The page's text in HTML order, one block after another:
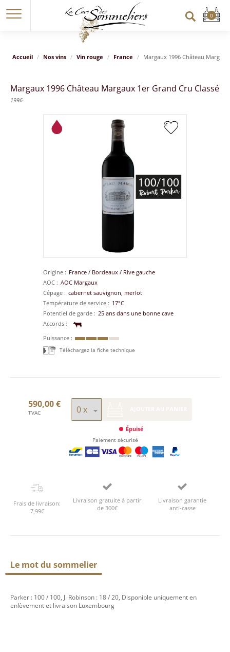
Accueil Nos vins Vin rouge France Margaux 1996 Château
Margaux 1996 Château Margaux 1er Grand Cru Classé
1996
Origine France / Bordeaux / Rive gauche
AOC
AOC Margaux
Cépage
cabernet sauvignon, merlot
Température de service
17°C
Potentiel de garde
25 ans dans une bonne cave
Accords
Puissance
Téléchargez la fiche technique
590,00 €
TVAC
Épuisé
Paiement sécurisé
Frais de livraison:
7,99€
Livraison gratuite à partir
de 300€
Livraison garantie
anti-casse
Le mot du sommelier
Parker : 100 / 100, J. Robinson : 18 / 20, Disponible uniquement en
enlèvement et livraison Luxembourg